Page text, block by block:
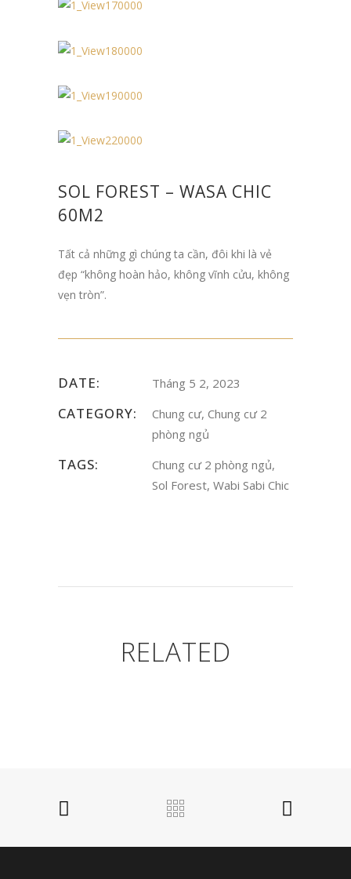
SOL FOREST – WASA CHIC
60M2
Tất cả những gì chúng ta cần, đôi khi là vẻ
đẹp “không hoàn hảo, không vĩnh cửu, không
vẹn tròn”.
DATE: Tháng 5 2, 2023
CATEGORY:
Chung cư, Chung cư 2
phòng ngủ
TAGS:
Chung cư 2 phòng ngủ,
Sol Forest, Wabi Sabi Chic
RELATED